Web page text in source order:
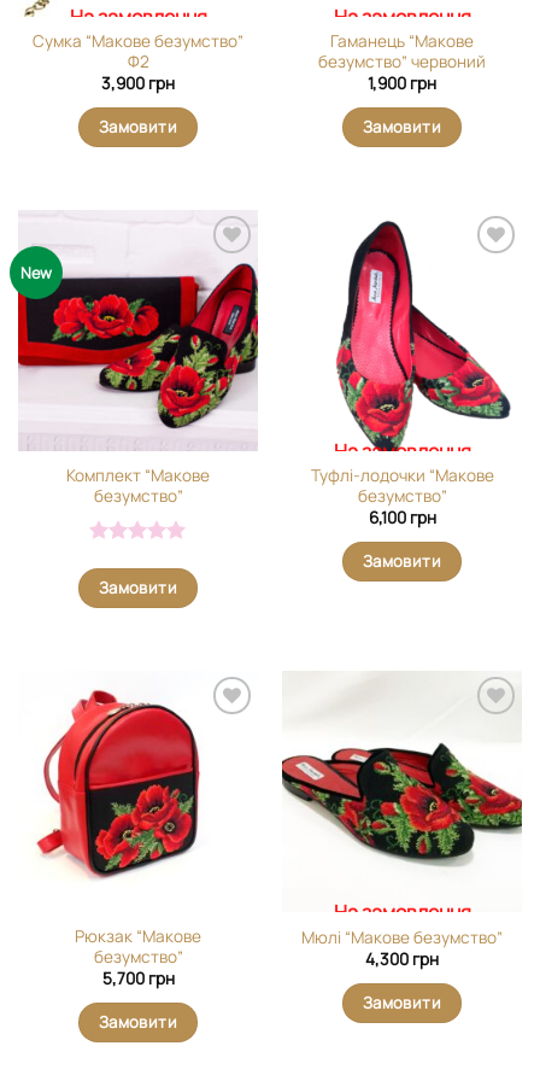
На замовлення
Сумка “Макове безумство”
Ф2
3,900 грн
Замовити
На замовлення
Гаманець “Макове
безумство” червоний
1,900 грн
Замовити
New
Додати
виріб у
вибране
Комплект “Макове
безумство”
з 5
Замовити
На замовлення
Туфлі-лодочки “Макове
безумство”
6,100 грн
Замовити
Додати
виріб у
вибране
Рюкзак “Макове
безумство”
5,700 грн
Замовити
вибране
На замовлення
Мюлі “Макове безумство”
4,300 грн
Замовити